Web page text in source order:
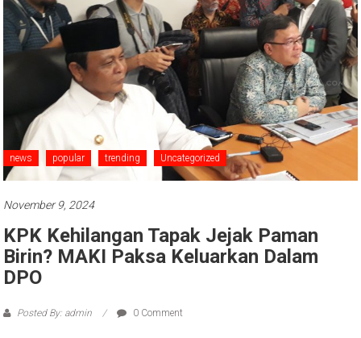
news popular trending Uncategorized
November 9, 2024
KPK Kehilangan Tapak Jejak Paman
Birin? MAKI Paksa Keluarkan Dalam
DPO
Posted By: admin 0 Comment